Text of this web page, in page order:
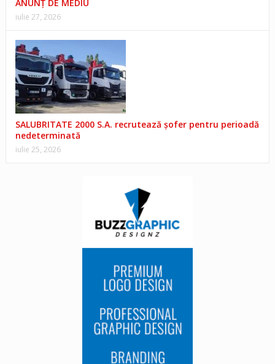
ANUNŢ DE MEDIU
iulie 27, 2026
SALUBRITATE 2000 S.A. recrutează șofer pentru perioadă
nedeterminată
iulie 25, 2026